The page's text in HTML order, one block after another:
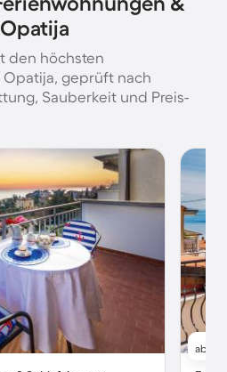
den höchsten
geprüft nach
Sauberkeit und Preis-
ab